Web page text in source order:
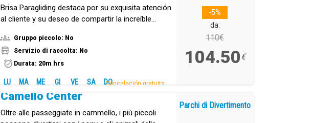
Brisa Paragliding destaca por su exquisita atención
al cliente y su deseo de compartir la increíble
Gruppo piccolo: No
Servizio di raccolta: No
Durata: 20m hrs
LU MA ME GI VE SA DO
Cancelación gratuita.
-5%
da:
110€
104.50 €
Camello Center
Oltre alle passeggiate in cammello, i più piccoli
Parchi di Divertimento